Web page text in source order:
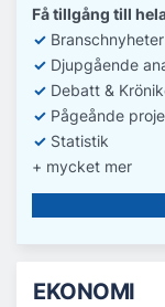
Få tillgång till
✓
✓ Djupgående
✓ Debatt &
✓ Pågeånde
✓ Statistik
+ mycket mer
EKONOMI